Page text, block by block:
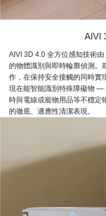
AIVI
AIVI 3D 4.0 全方位感知技術
的物體識別與即時輪廓偵測。
作，在保持安全接觸的同時實
現在能智能識別特殊障礙物 —
時與電線或寵物用品等不穩定
的徹底、適應性清潔表現。